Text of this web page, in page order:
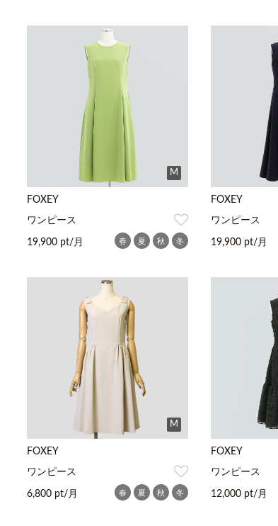
M
FOXEY
ワンピース
19,900 pt/月 春 夏 秋 冬
FOXEY
ワンピース
19,900 pt/月
M
FOXEY
ワンピース
6,800 pt/月 春 夏 秋 冬
FOXEY
ワンピース
12,000 pt/月